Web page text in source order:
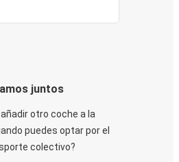
juntos
otro coche a la
puedes optar por el
colectivo?